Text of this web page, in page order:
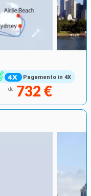
Pagamento in 4X
da 732 €